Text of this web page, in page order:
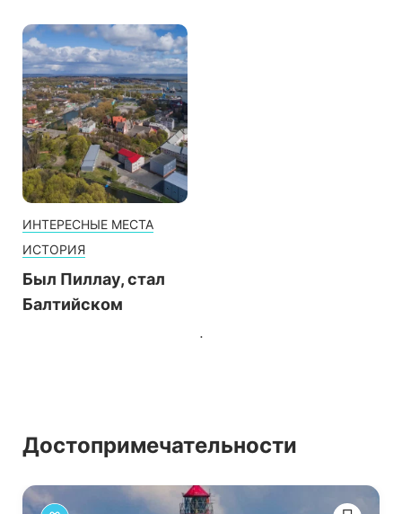
ИНТЕРЕСНЫЕ МЕСТА
ИСТОРИЯ
Был Пиллау, стал
Балтийском
Достопримечательности